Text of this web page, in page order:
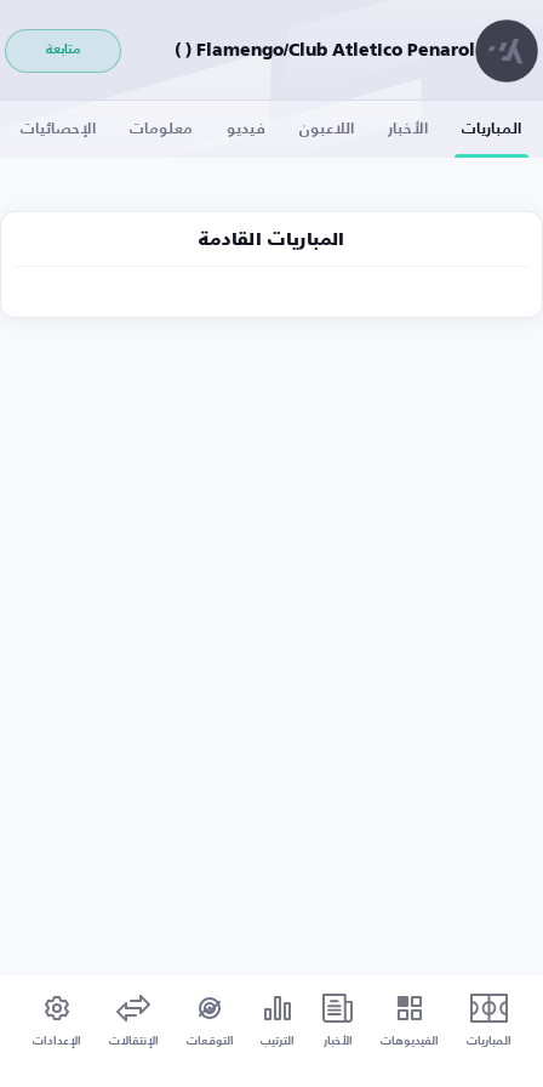
Flamengo/Club Atletico Penarol ( ) متابعة
المباريات الأخبار اللاعبون فيديو معلومات الإحصائيات
المباريات القادمة
المباريات الفيديوهات الأخبار الترتيب التوقعات الإنتقالات الإعدادات